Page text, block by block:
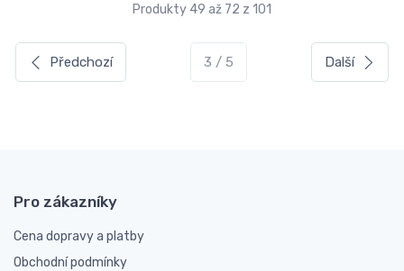
Produkty 49 až 72 z 101
Předchozí 3 / 5 Další
Pro zákazníky
Cena dopravy a platby
Obchodní podmínky